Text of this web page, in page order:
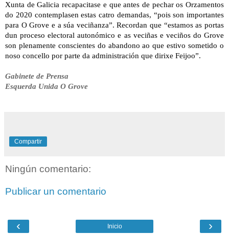
Xunta de Galicia recapacitase e que antes de pechar os Orzamentos
do 2020 contemplasen estas catro demandas, “pois son importantes
para O Grove e a súa veciñanza”. Recordan que “estamos as portas
dun proceso electoral autonómico e as veciñas e veciños do Grove
son plenamente conscientes do abandono ao que estivo sometido o
noso concello por parte da administración que dirixe Feijoo”.
Gabinete de Prensa
Esquerda Unida O Grove
Compartir
Ningún comentario:
Publicar un comentario
‹ ›
Inicio